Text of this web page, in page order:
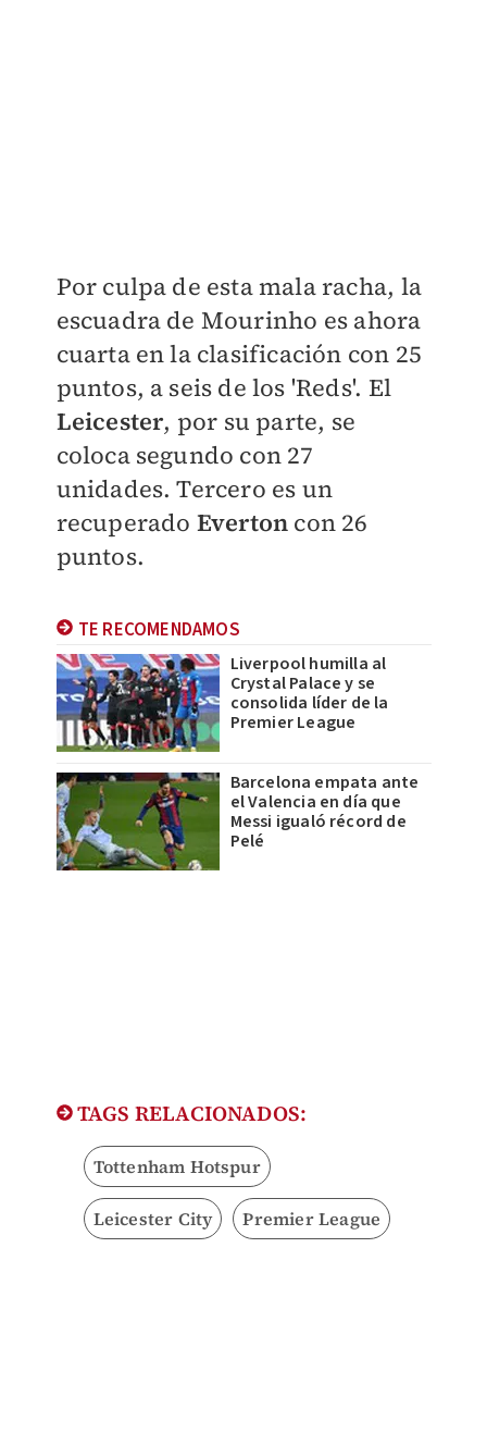
Por culpa de esta mala racha, la
escuadra de Mourinho es ahora
cuarta en la clasificación con 25
puntos, a seis de los 'Reds'. El
Leicester, por su parte, se
coloca segundo con 27
unidades. Tercero es un
recuperado Everton con 26
puntos.
TE RECOMENDAMOS
Liverpool humilla al
Crystal Palace y se
consolida líder de la
Premier League
Barcelona empata ante
el Valencia en día que
Messi igualó récord de
Pelé
TAGS RELACIONADOS:
Tottenham Hotspur
Leicester City Premier League